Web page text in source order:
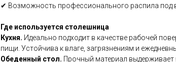
✔ Возможность профессионального распила под
Где используется столешница
Кухня. Идеально подходит в качестве рабочей
пищи. Устойчива к влаге, загрязнениям и
Обеденный стол. Прочный материал